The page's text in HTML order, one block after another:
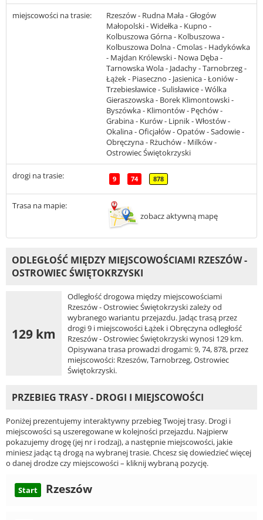
miejscowości na trasie:
Rzeszów - Rudna Mała - Głogów
Małopolski - Widełka - Kupno -
Kolbuszowa Górna - Kolbuszowa -
Kolbuszowa Dolna - Cmolas - Hadykówka
- Majdan Królewski - Nowa Dęba -
Tarnowska Wola - Jadachy - Tarnobrzeg -
Łążek - Piaseczno - Jasienica - Łoniów -
Trzebiesławice - Sulisławice - Wólka
Gieraszowska - Borek Klimontowski -
Byszówka - Klimontów - Pęchów -
Grabina - Kurów - Lipnik - Włostów -
Okalina - Oficjałów - Opatów - Sadowie -
Obręczyna - Rżuchów - Milków -
Ostrowiec Świętokrzyski
drogi na trasie: 9 74 878
Trasa na mapie:
zobacz aktywną mapę
ODLEGŁOŚĆ MIĘDZY MIEJSCOWOŚCIAMI RZESZÓW -
OSTROWIEC ŚWIĘTOKRZYSKI
129 km
Odległość drogowa między miejscowościami
Rzeszów - Ostrowiec Świętokrzyski zależy od
wybranego wariantu przejazdu. Jadąc trasą przez
drogi 9 i miejscowości Łążek i Obręczyna odległość
Rzeszów - Ostrowiec Świętokrzyski wynosi 129 km.
Opisywana trasa prowadzi drogami: 9, 74, 878, przez
miejscowości: Rzeszów, Tarnobrzeg, Ostrowiec
Świętokrzyski.
PRZEBIEG TRASY - DROGI I MIEJSCOWOŚCI
Poniżej prezentujemy interaktywny przebieg Twojej trasy. Drogi i
miejscowości są uszeregowane w kolejności przejazdu. Najpierw
pokazujemy drogę (jej nr i rodzaj), a następnie miejscowości, jakie
miniesz jadąc tą drogą na wybranej trasie. Chcesz się dowiedzieć więcej
o danej drodze czy miejscowości – kliknij wybraną pozycję.
Start Rzeszów